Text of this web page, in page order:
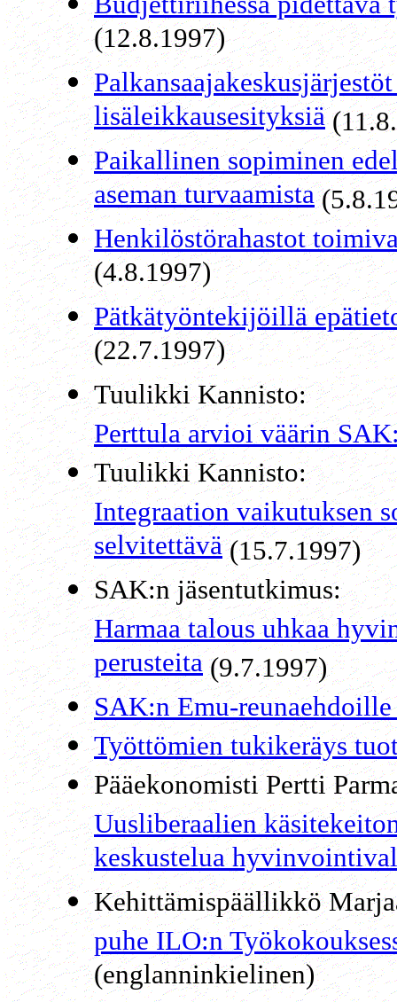
(12.8.1997)
lisäleikkausesityksiä
Paikallinen sopiminen
aseman turvaamista
Henkilöstörahastot
(4.8.1997)
Pätkätyöntekijöillä
(22.7.1997)
Tuulikki Kannisto:
Perttula arvioi väärin
Tuulikki Kannisto:
Integraation vaikutuksen
selvitettävä(15.7.1997)
SAK:n jäsentutkimus:
Harmaa talous uhkaa
perusteita(9.7.1997)
SAK:n Emu-
Työttömien tukikeräys
Pääekonomisti Pertti
Uusliberaalien
keskustelua
Kehittämispäällikkö
puhe ILO:n
(englanninkielinen)